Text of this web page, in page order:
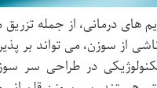
های درمانی، از جمله
از سوزن، می تواند بر
در طراحی سر